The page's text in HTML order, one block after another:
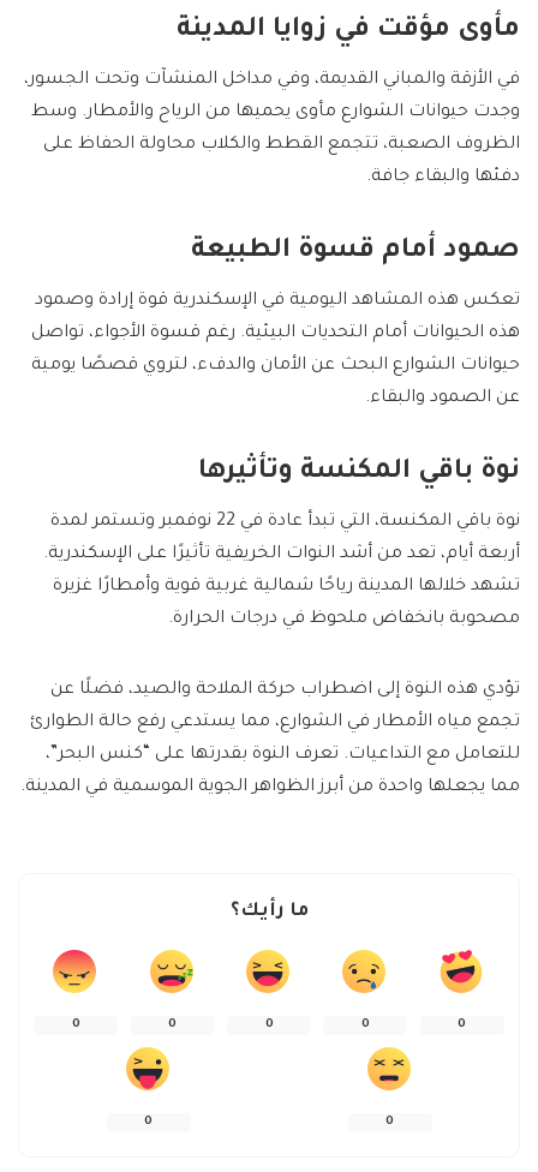
مأوى مؤقت في زوايا المدينة
في الأزقة والمباني القديمة، وفي مداخل المنشآت وتحت الجسور،
وجدت حيوانات الشوارع مأوى يحميها من الرياح والأمطار. وسط
الظروف الصعبة، تتجمع القطط والكلاب محاولة الحفاظ على
دفئها والبقاء جافة.
صمود أمام قسوة الطبيعة
تعكس هذه المشاهد اليومية في الإسكندرية قوة إرادة وصمود
هذه الحيوانات أمام التحديات البيئية. رغم قسوة الأجواء، تواصل
حيوانات الشوارع البحث عن الأمان والدفء، لتروي قصصًا يومية
عن الصمود والبقاء.
نوة باقي المكنسة وتأثيرها
نوة باقي المكنسة، التي تبدأ عادة في 22 نوفمبر وتستمر لمدة
أربعة أيام، تعد من أشد النوات الخريفية تأثيرًا على الإسكندرية.
تشهد خلالها المدينة رياحًا شمالية غربية قوية وأمطارًا غزيرة
مصحوبة بانخفاض ملحوظ في درجات الحرارة.
تؤدي هذه النوة إلى اضطراب حركة الملاحة والصيد، فضلًا عن
تجمع مياه الأمطار في الشوارع، مما يستدعي رفع حالة الطوارئ
للتعامل مع التداعيات. تعرف النوة بقدرتها على “كنس البحر”،
مما يجعلها واحدة من أبرز الظواهر الجوية الموسمية في المدينة.
ما رأيك؟
0
0
0
0
0
0
0